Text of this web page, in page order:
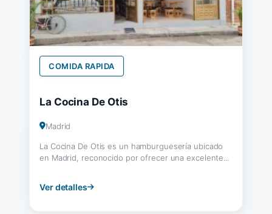
COMIDA RAPIDA
La Cocina De Otis
Madrid
La Cocina De Otis es un hamburguesería ubicado
en Madrid, reconocido por ofrecer una excelente...
Ver detalles